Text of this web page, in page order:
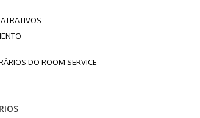
–
DO ROOM SERVICE